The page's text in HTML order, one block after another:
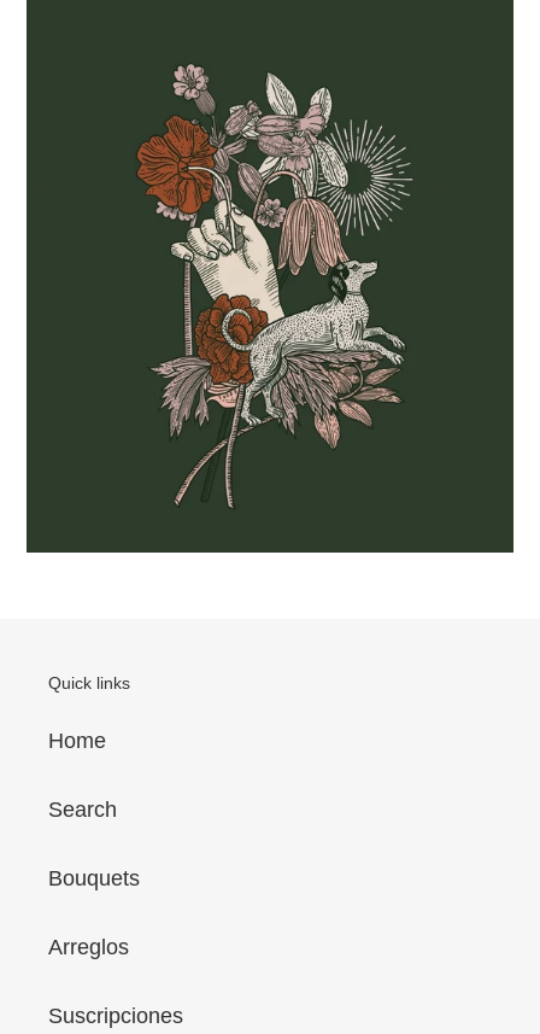
Quick links
Home
Search
Bouquets
Arreglos
Suscripciones